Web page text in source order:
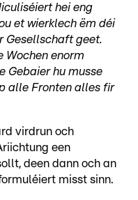
hei eng
et wierklech ëm déi
Gesellschaft geet.
Wochen enorm
Gebaier hu musse
alle Fronten alles fir
virdrun och
een
deen dann och an
misst sinn.